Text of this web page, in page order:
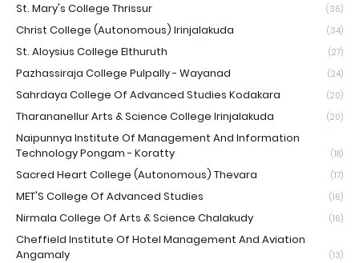
St. Mary's College Thrissur (36)
Christ College (Autonomous) Irinjalakuda (34)
St. Aloysius College Elthuruth (27)
Pazhassiraja College Pulpally - Wayanad (24)
Sahrdaya College Of Advanced Studies Kodakara (20)
Tharananellur Arts & Science College Irinjalakuda (20)
Naipunnya Institute Of Management And Information
Technology Pongam - Koratty
(18)
Sacred Heart College (Autonomous) Thevara (17)
MET'S College Of Advanced Studies (16)
Nirmala College Of Arts & Science Chalakudy (16)
Cheffield Institute Of Hotel Management And Aviation
Angamaly
(13)